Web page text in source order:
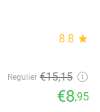
8.8 star
Regulier €15,15
€8,95